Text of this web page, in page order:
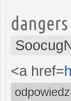
<a href=
odpowiedz